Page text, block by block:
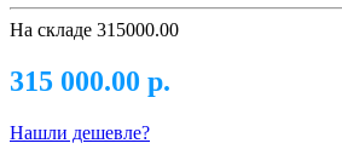
На складе 315000.00
315 000.00 р.
Нашли дешевле?